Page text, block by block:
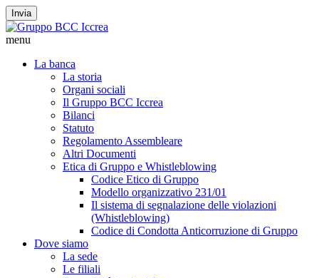
Invia
menu
La banca
La storia
Organi sociali
Il Gruppo BCC Iccrea
Bilanci
Statuto
Regolamento Assembleare
Altri Documenti
Etica di Gruppo e Whistleblowing
Codice Etico di Gruppo
Modello organizzativo 231/01
Il sistema di segnalazione delle violazioni
(Whistleblowing)
Codice di Condotta Anticorruzione di Gruppo
Dove siamo
La sede
Le filiali